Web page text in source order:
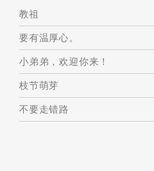
教祖
要有温厚心。
小弟弟，欢迎你来！
枝节萌芽
不要走错路